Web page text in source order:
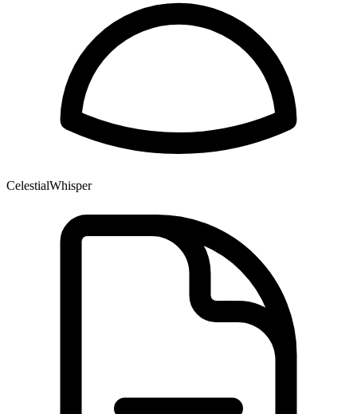
CelestialWhisper